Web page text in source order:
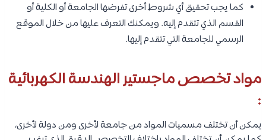
كما يجب تحقيق أي شروط أخرى تفرضها الجامعة أو الكلية أو
القسم الذي تتقدم إليه. ويمكنك التعرف عليها من خلال الموقع
الرسمي للجامعة التي تتقدم إليها.
مواد تخصص ماجستير الهندسة الكهربائية
:
يمكن أن تختلف مسميات المواد من جامعة لأخرى ومن دولة لأخرى،